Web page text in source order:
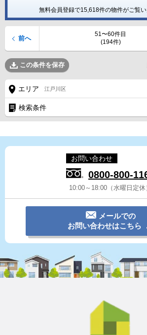
無料会員登録で15,618件の物件がご覧い
51〜60件目
(194件)
前へ
この条件を保存
エリア 江戸川区
検索条件
お問い合わせ
0800-800-
10:00～18:00（水曜日定休
メールでの
お問い合わせはこちら